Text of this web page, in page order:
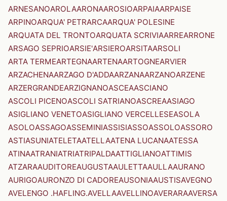
ARNESANOAROLAARONAAROSIOARPAIAARPAISE
ARPINOARQUA' PETRARCAARQUA' POLESINE
ARQUATA DEL TRONTOARQUATA SCRIVIAARREARRONE
ARSAGO SEPRIOARSIE'ARSIEROARSITAARSOLI
ARTA TERMEARTEGNAARTENAARTOGNEARVIER
ARZACHENAARZAGO D'ADDAARZANAARZANOARZENE
ARZERGRANDEARZIGNANOASCEAASCIANO
ASCOLI PICENOASCOLI SATRIANOASCREAASIAGO
ASIGLIANO VENETOASIGLIANO VERCELLESEASOLA
ASOLOASSAGOASSEMINIASSISIASSOASSOLOASSORO
ASTIASUNIATELETAATELLAATENA LUCANAATESSA
ATINAATRANIATRIATRIPALDAATTIGLIANOATTIMIS
ATZARAAUDITOREAUGUSTAAULETTAAULLAAURANO
AURIGOAURONZO DI CADOREAUSONIAAUSTISAVEGNO
AVELENGO .HAFLING.AVELLAAVELLINOAVERARAAVERSA